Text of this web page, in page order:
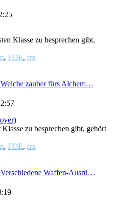
Klasse zu besprechen gibt,
, FOE, frx
zauber fürs Alchem…
zu besprechen gibt, gehört
, FOE, frx
Waffen-Ausrü…